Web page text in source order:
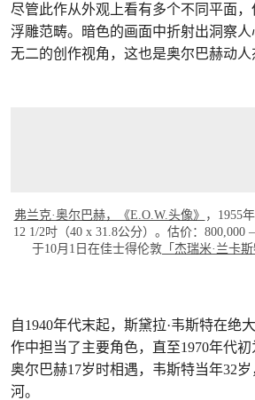
尽管此作从外观上看有多个不同平面
浮雕范畴。暗色的画面中折射出洞察
无二的创作视角，这也是奥尔巴赫动人
弗兰克·奥尔巴赫，《E.O.W.头像》 ，1955
12 1/2吋（40 x 31.8公分）。估价：800,000
于10月1日在佳士得伦敦 「杰瑞米·兰卡斯
自1940年代末起，斯黛拉·韦斯特在绝
作中担当了主要角色，直至1970年代
奥尔巴赫17岁时相遇，韦斯特当年32
河。